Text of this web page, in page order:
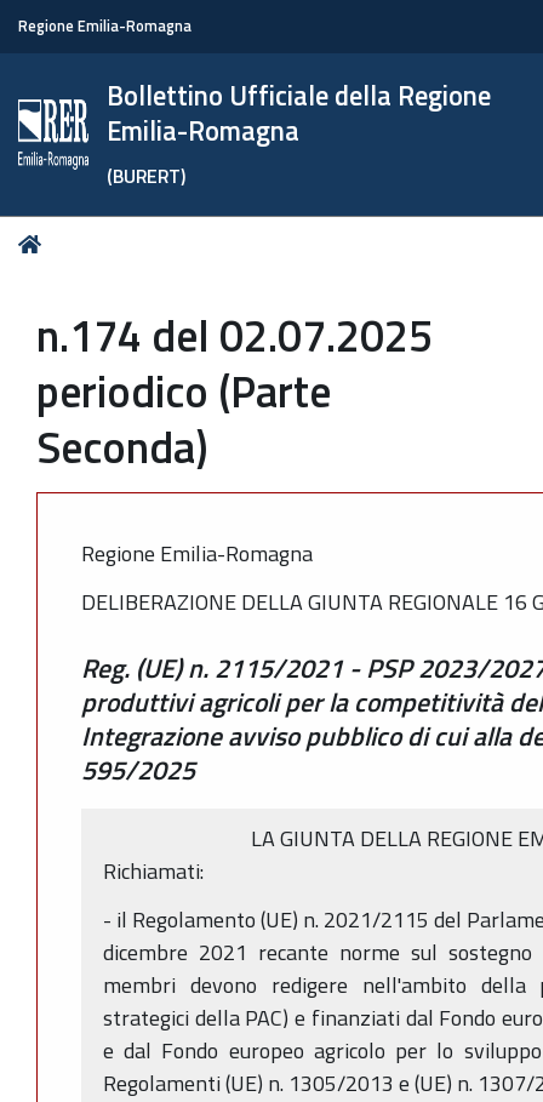
Regione Emilia-Romagna
Bollettino Ufficiale della Regione
Emilia-Romagna
(BURERT)
Tu
n.174 del 02.07.2025
periodico (Parte
Seconda)
Regione Emilia-Romagna
DELIBERAZIONE DELLA GIUNTA REGIONALE 16
Reg. (UE) n. 2115/2021 - PSP 2023/
produttivi agricoli per la competitività
Integrazione avviso pubblico di cui alla
595/2025
LA GIUNTA DELLA REGIONE
Richiamati:
- il Regolamento (UE) n. 2021/2115 del
dicembre 2021 recante norme sul
membri devono redigere nell'ambito della
strategici della PAC) e finanziati dal Fondo
e dal Fondo europeo agricolo per lo
Regolamenti (UE) n. 1305/2013 e (UE) n.